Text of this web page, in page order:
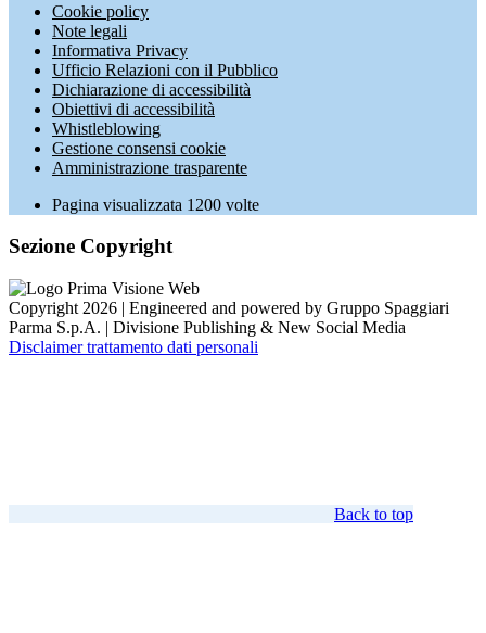
Cookie policy
Note legali
Informativa Privacy
Ufficio Relazioni con il Pubblico
Dichiarazione di accessibilità
Obiettivi di accessibilità
Whistleblowing
Gestione consensi cookie
Amministrazione trasparente
Pagina visualizzata 1200 volte
Sezione Copyright
Copyright 2026 | Engineered and powered by Gruppo Spaggiari
Parma S.p.A. | Divisione Publishing & New Social Media
Disclaimer trattamento dati personali
Back to top